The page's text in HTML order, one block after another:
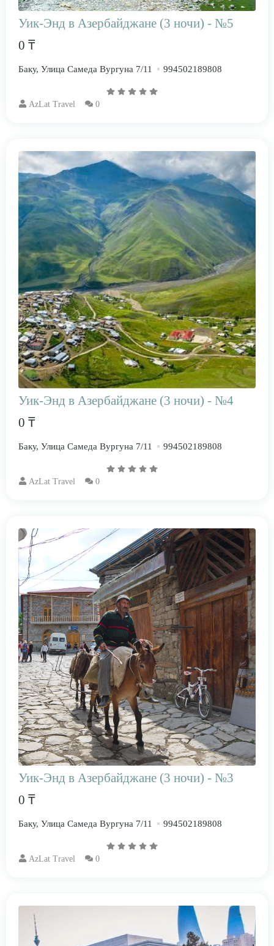
Уик-Энд в Азербайджане (3 ночи) - №5
0 ₸
Баку, Улица Самеда Вургуна 7/11 994502189808
AzLat Travel 0
Уик-Энд в Азербайджане (3 ночи) - №4
0 ₸
Баку, Улица Самеда Вургуна 7/11 994502189808
AzLat Travel 0
Уик-Энд в Азербайджане (3 ночи) - №3
0 ₸
Баку, Улица Самеда Вургуна 7/11 994502189808
AzLat Travel 0